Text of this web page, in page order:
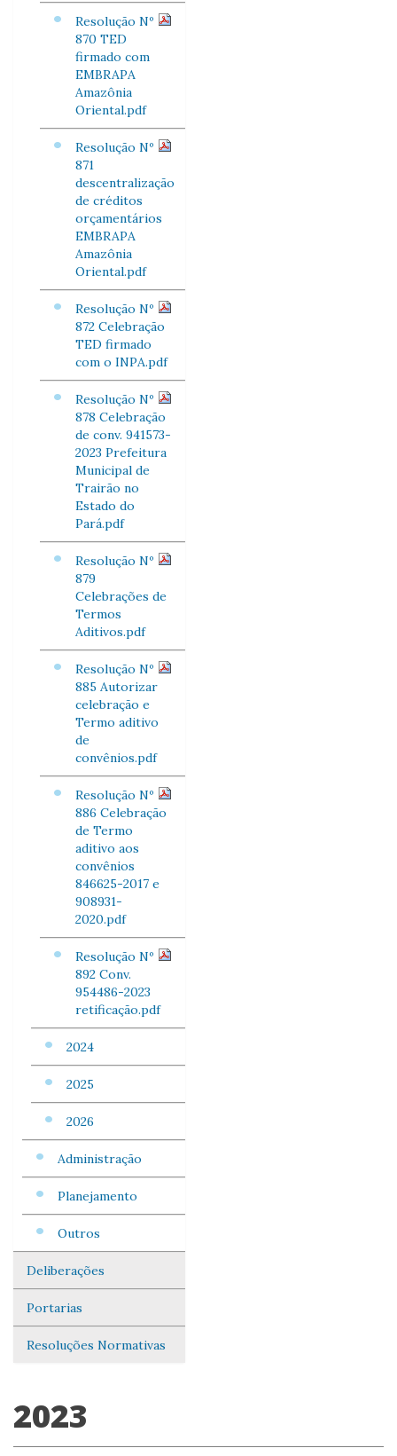
Resolução Nº
870 TED
firmado com
EMBRAPA
Amazônia
Oriental.pdf
Resolução Nº
871
descentralização
de créditos
orçamentários
EMBRAPA
Amazônia
Oriental.pdf
Resolução Nº
872 Celebração
TED firmado
com o INPA.pdf
Resolução Nº
878 Celebração
de conv. 941573-
2023 Prefeitura
Municipal de
Trairão no
Estado do
Pará.pdf
Resolução Nº
879
Celebrações de
Termos
Aditivos.pdf
Resolução Nº
885 Autorizar
celebração e
Termo aditivo
de
convênios.pdf
Resolução Nº
886 Celebração
de Termo
aditivo aos
convênios
846625-2017 e
908931-
2020.pdf
Resolução Nº
892 Conv.
954486-2023
retificação.pdf
2024
2025
2026
Administração
Planejamento
Outros
Deliberações
Portarias
Resoluções Normativas
2023